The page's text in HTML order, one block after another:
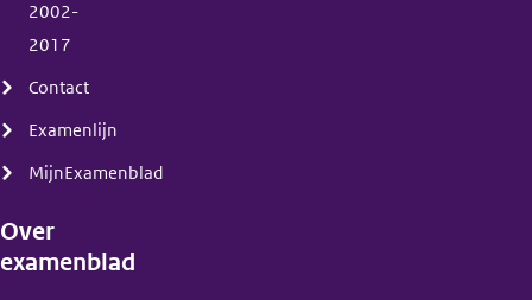
2002-
2017
Contact
Examenlijn
MijnExamenblad
Over
examenblad